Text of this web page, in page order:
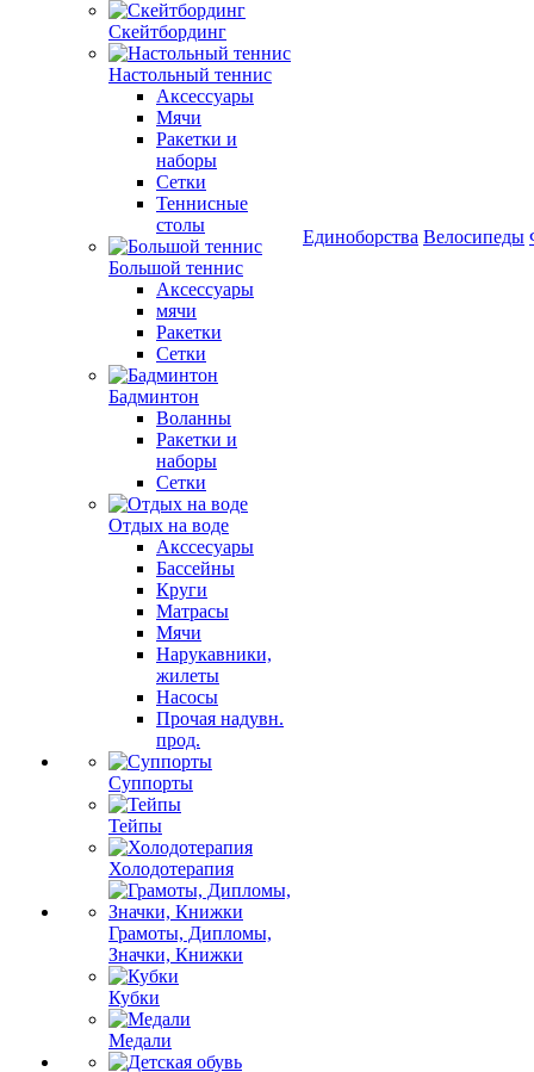
Скейтбординг
Настольный теннис
Аксессуары
Мячи
Ракетки и
наборы
Сетки
Теннисные
столы
Большой теннис
Аксессуары
мячи
Ракетки
Сетки
Бадминтон
Воланны
Ракетки и
наборы
Сетки
Отдых на воде
Акссесуары
Бассейны
Круги
Матрасы
Мячи
Нарукавники,
жилеты
Насосы
Прочая надувн.
прод.
Суппорты
Тейпы
Холодотерапия
Грамоты, Дипломы,
Значки, Книжки
Кубки
Медали
Единоборства Велосипеды